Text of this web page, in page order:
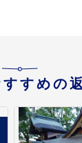
すめの